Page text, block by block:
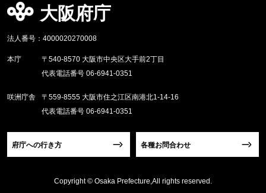
大阪府庁
法人番号：4000020270008
本庁
〒540-8570 大阪市中央区大手前2丁目
代表電話番号 06-6941-0351
咲洲庁舎
〒559-8555 大阪市住之江区南港北1-14-16
代表電話番号 06-6941-0351
府庁への行き方 各種お問合わせ
Copyright © Osaka Prefecture,All rights reserved.